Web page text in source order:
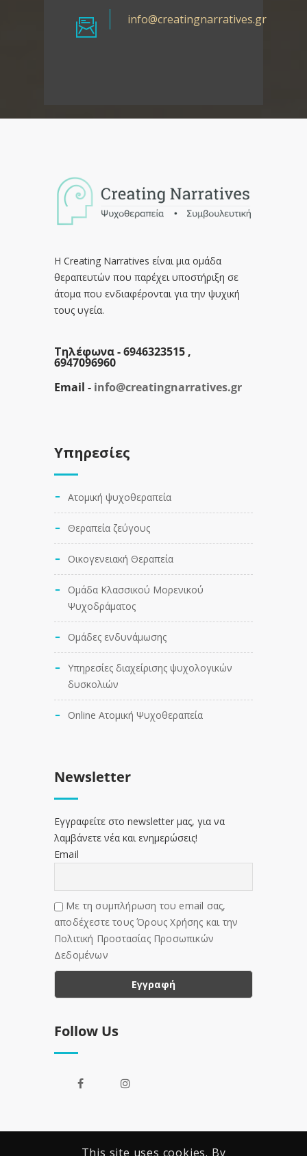
info@creatingnarratives.gr
Η Creating Narratives είναι μια ομάδα
θεραπευτών που παρέχει υποστήριξη σε
άτομα που ενδιαφέρονται για την ψυχική
τους υγεία.
Τηλέφωνα -6946323515 ,
6947096960
Email - info@creatingnarratives.gr
Υπηρεσίες
Ατομική ψυχοθεραπεία
Θεραπεία ζεύγους
Οικογενειακή Θεραπεία
Ομάδα Κλασσικού Μορενικού
Ψυχοδράματος
Ομάδες ενδυνάμωσης
Υπηρεσίες διαχείρισης ψυχολογικών
δυσκολιών
Online Ατομική Ψυχοθεραπεία
Newsletter
Εγγραφείτε στο newsletter μας, για να
λαμβάνετε νέα και ενημερώσεις!
Email
Με τη συμπλήρωση του email σας,
αποδέχεστε τους Όρους Χρήσης και την
Πολιτική Προστασίας Προσωπικών
Δεδομένων
Follow Us
This site uses cookies. By